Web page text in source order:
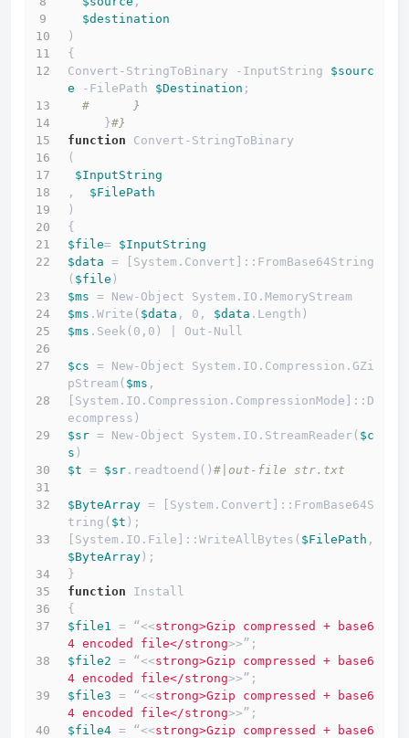
$destination
)
{
Convert-StringToBinary -InputString $sourc
e -FilePath $Destination ;
#      }
     }
#}
function Convert-StringToBinary
(
$InputString
, $FilePath
)
{
$file= $InputString
$data = [System.Convert]::FromBase64String
( $file )
$ms = New-Object System.IO.MemoryStream
$ms .Write( $data , 0, $data .Length)
$ms .Seek(0,0) | Out-Null
$cs = New-Object System.IO.Compression.GZi
pStream( $ms ,
[System.IO.Compression.CompressionMode]::D
ecompress)
$sr = New-Object System.IO.StreamReader( $c
s )
$t = $sr .readtoend() #|out-file str.txt
$ByteArray = [System.Convert]::FromBase64S
tring( $t );
[System.IO.File]::WriteAllBytes( $FilePath
$ByteArray);
}
function Install
{
$file1
= “<<strong>Gzip compressed + base6
4 encoded file</strong>>”;
$file2 = “<<strong>Gzip compressed + base6
4 encoded file</strong>>”;
$file3 = “<<strong>Gzip compressed + base6
4 encoded file</strong>>”;
$file4 = “<<strong>Gzip compressed + base6